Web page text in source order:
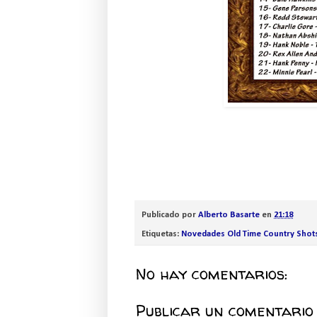
Publicado por Alberto Basarte en 21:18
Etiquetas: Novedades Old Time Country
No hay comentarios:
Publicar un comentario